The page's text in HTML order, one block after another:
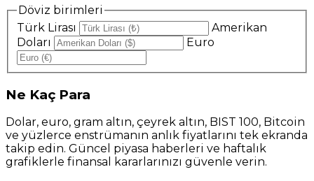
Döviz birimleri
Türk Lirası
Amerikan
Doları
Euro
Ne Kaç Para
Dolar, euro, gram altın, çeyrek altın, BIST 100, Bitcoin
ve yüzlerce enstrümanın anlık fiyatlarını tek ekranda
takip edin. Güncel piyasa haberleri ve haftalık
grafiklerle finansal kararlarınızı güvenle verin.